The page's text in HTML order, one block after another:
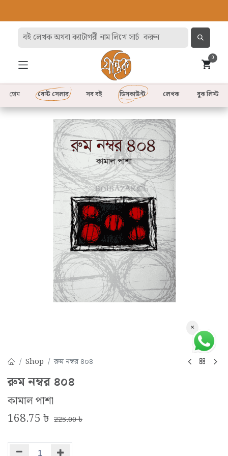
0
হোম বেস্ট সেলার সব বই লেখক
ডিসকাউন্ট বুক লিস্ট
Shop রুম নম্বর ৪০৪
রুম নম্বর ৪০৪
কামাল পাশা
168.75 ৳ 225.00৳
×